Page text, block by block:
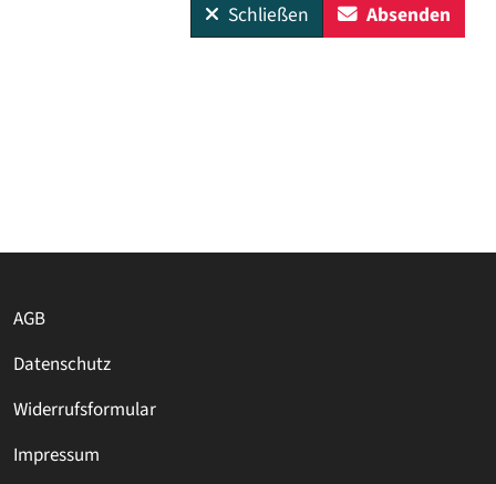
Schließen Absenden
AGB
Datenschutz
Widerrufsformular
Impressum